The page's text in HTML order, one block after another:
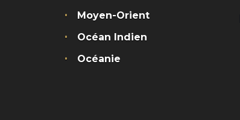
Moyen-Orient
Océan Indien
Océanie